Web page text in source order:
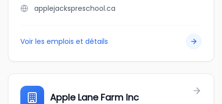
applejackspreschool.ca
Voir les emplois et détails
Apple Lane Farm Inc